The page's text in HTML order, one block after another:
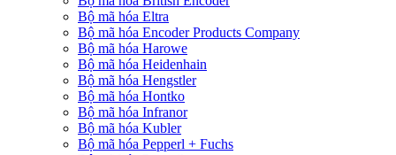
Bộ mã hóa Eltra
Bộ mã hóa Encoder Products Company
Bộ mã hóa Harowe
Bộ mã hóa Heidenhain
Bộ mã hóa Hengstler
Bộ mã hóa Hontko
Bộ mã hóa Infranor
Bộ mã hóa Kubler
Bộ mã hóa Pepperl + Fuchs